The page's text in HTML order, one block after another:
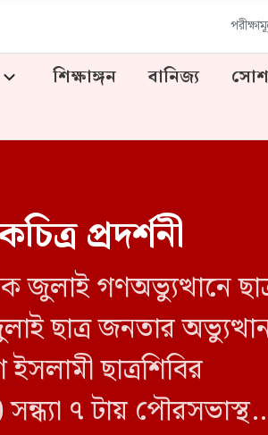
শিক্ষাঙ্গন বানিজ্য
প্রদর্শনী
জুলাই গণঅভ্যুত্থানে
ছাত্র জনতার
ছাত্রশিবির
৭ টায় পৌরসভাস্থ